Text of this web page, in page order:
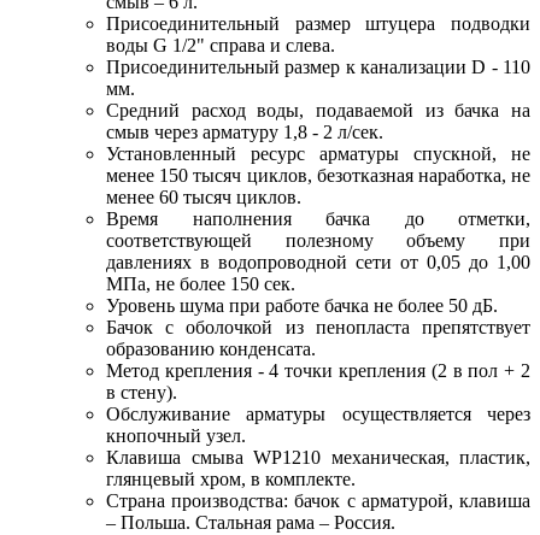
Присоединительный размер штуцера подводки
воды G 1/2" справа и слева.
Присоединительный размер к канализации D - 110
мм.
Средний расход воды, подаваемой из бачка на
смыв через арматуру 1,8 - 2 л/сек.
Установленный ресурс арматуры спускной, не
менее 150 тысяч циклов, безотказная наработка, не
менее 60 тысяч циклов.
Время наполнения бачка до отметки,
соответствующей полезному объему при
давлениях в водопроводной сети от 0,05 до 1,00
МПа, не более 150 сек.
Уровень шума при работе бачка не более 50 дБ.
Бачок с оболочкой из пенопласта препятствует
образованию конденсата.
Метод крепления - 4 точки крепления (2 в пол + 2
в стену).
Обслуживание арматуры осуществляется через
кнопочный узел.
Клавиша смыва WP1210 механическая, пластик,
глянцевый хром, в комплекте.
Страна производства: бачок с арматурой, клавиша
– Польша. Стальная рама – Россия.